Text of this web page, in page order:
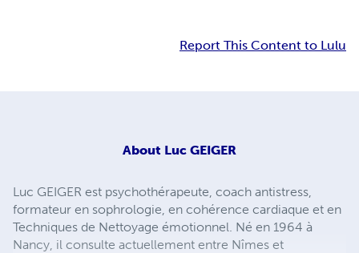
Report This Content to Lulu
About Luc GEIGER
Luc GEIGER est psychothérapeute, coach antistress,
formateur en sophrologie, en cohérence cardiaque et en
Techniques de Nettoyage émotionnel. Né en 1964 à
Nancy, il consulte actuellement entre Nîmes et